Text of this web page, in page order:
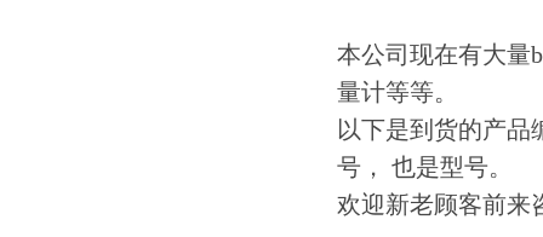
本公司现在有大量
量计等等。
以下是到货的产品
号， 也是型号。
欢迎新老顾客前来